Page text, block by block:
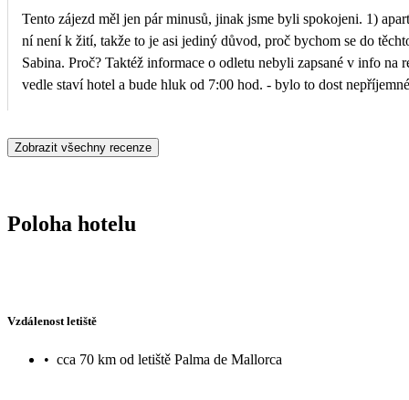
Tento zájezd měl jen pár minusů, jinak jsme byli spokojeni. 1)
ní není k žití, takže to je asi jediný důvod, proč bychom se do
Sabina. Proč? Taktéž informace o odletu nebyli zapsané v info
vedle staví hotel a bude hluk od 7:00 hod. - bylo to dost
Zobrazit všechny recenze
Poloha hotelu
Vzdálenost letiště
• cca 70 km od letiště Palma de Mallorca